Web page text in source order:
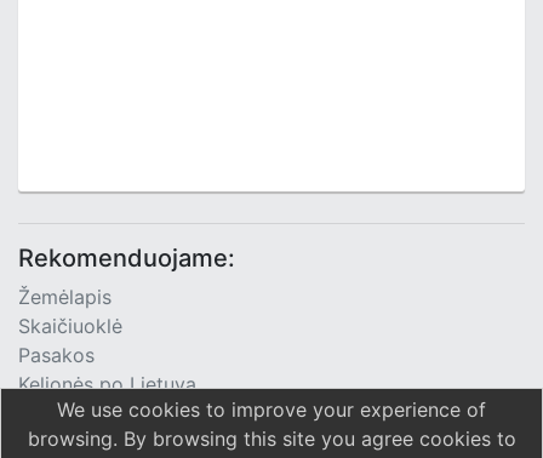
Rekomenduojame:
Žemėlapis
Skaičiuoklė
Pasakos
Kelionės po Lietuvą
TV Programa
We use cookies to improve your experience of
browsing. By browsing this site you agree cookies to